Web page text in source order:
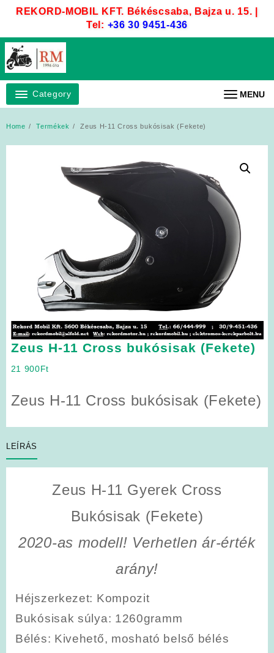
REKORD-MOBIL KFT. Békéscsaba, Bajza u. 15. |
Tel: +36 30 9451-436
Category MENU
Home Termékek Zeus H-11 Cross bukósisak (Fekete)
Zeus H-11 Cross bukósisak (Fekete)
21 900Ft
Zeus H-11 Cross bukósisak (Fekete)
LEÍRÁS
Zeus H-11 Gyerek Cross
Bukósisak (Fekete)
2020-as modell! Verhetlen ár-érték
arány!
Héjszerkezet: Kompozit
Bukósisak súlya: 1260gramm
Bélés: Kivehető, mosható belső bélés